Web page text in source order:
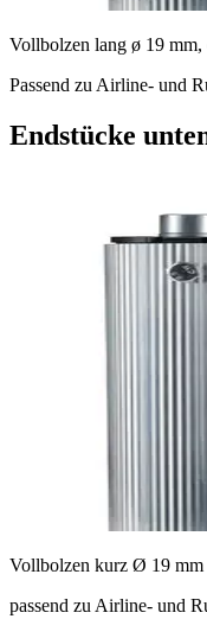
Vollbolzen lang ø 19 mm,
Passend zu Airline- und
Endstücke
Vollbolzen kurz Ø 19 mm
passend zu Airline- und